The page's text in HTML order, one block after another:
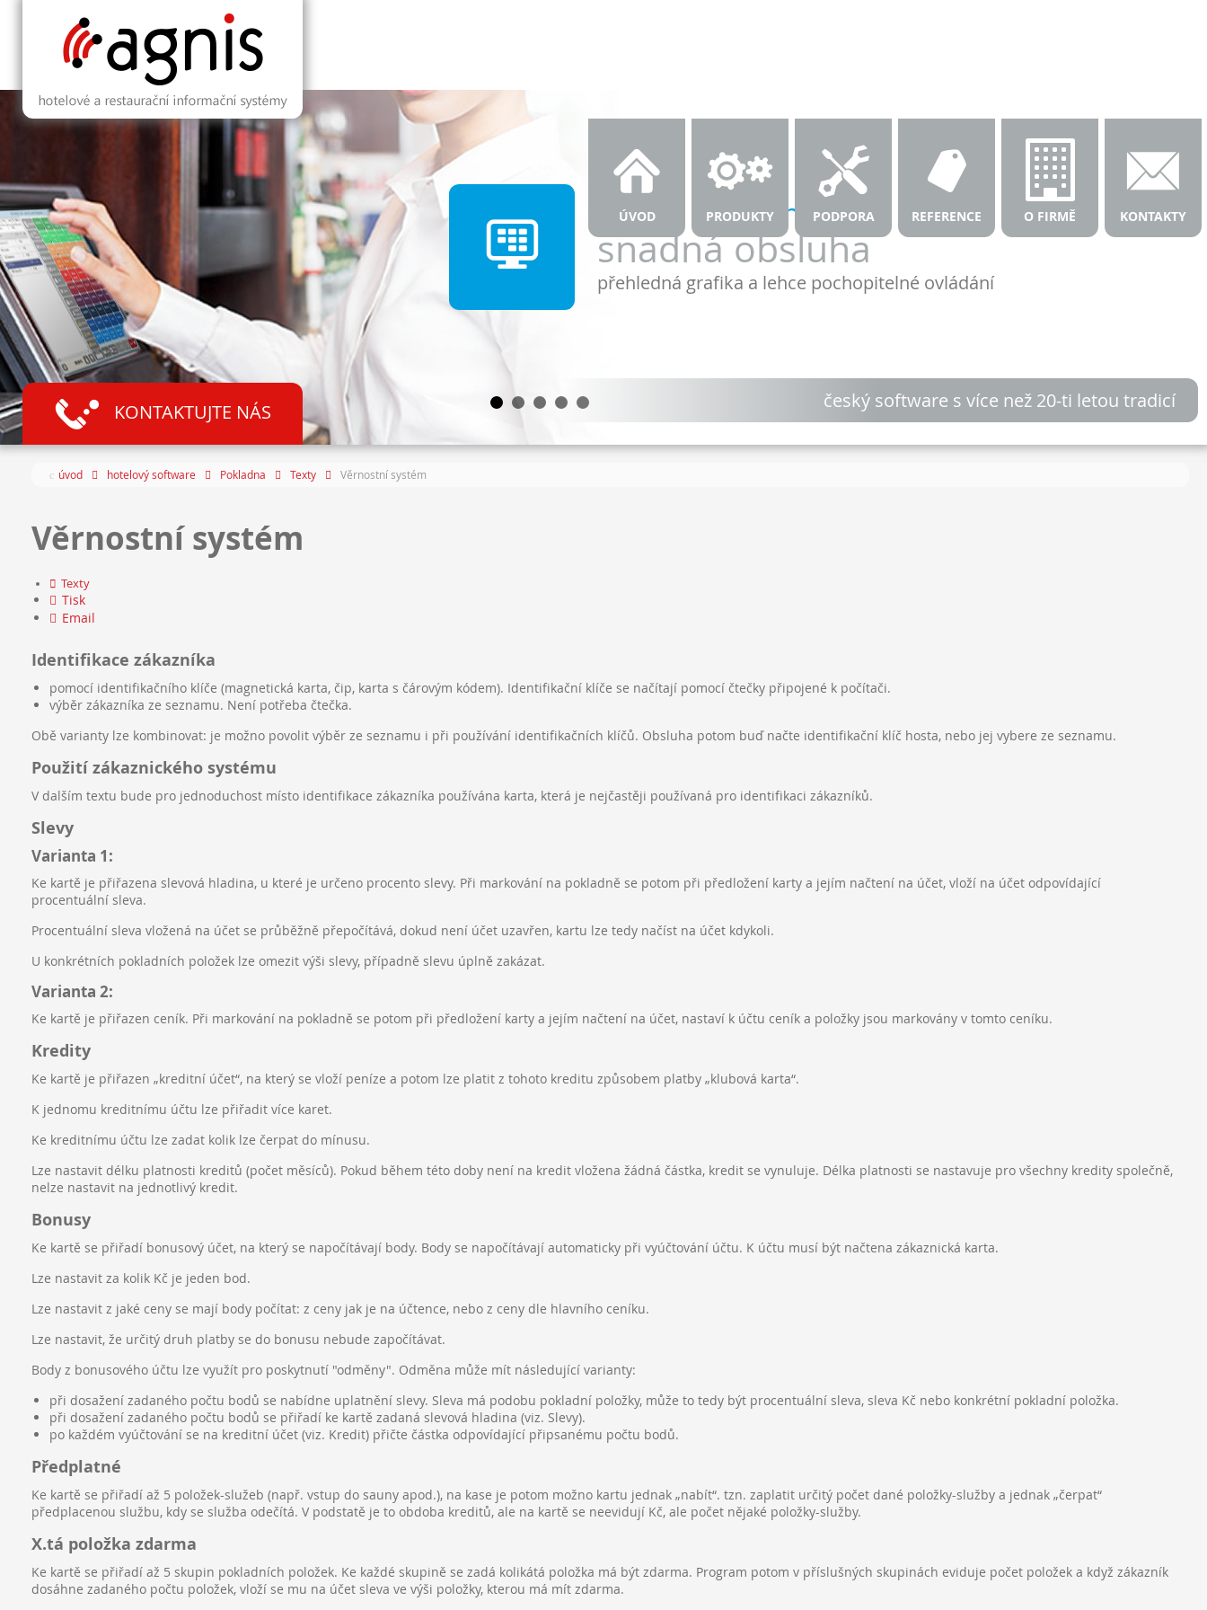
ÚVOD PRODUKTY PODPORA REFERENCE O FIRMĚ KONTAKTY
modul Pokladna
snadná obsluha
přehledná grafika a lehce pochopitelné ovládání
český software s více než 20-ti letou tradicí
KONTAKTUJTE NÁS
úvod hotelový software Pokladna Texty Věrnostní systém
Věrnostní systém
Texty
Tisk
Email
Identifikace zákazníka
pomocí identifikačního klíče (magnetická karta, čip, karta s čárovým kódem). Identifikační klíče se načítají pomocí čtečky připojené k počítači.
výběr zákazníka ze seznamu. Není potřeba čtečka.
Obě varianty lze kombinovat: je možno povolit výběr ze seznamu i při používání identifikačních klíčů. Obsluha potom buď načte identifikační klíč hosta, nebo jej vybere ze seznamu.
Použití zákaznického systému
V dalším textu bude pro jednoduchost místo identifikace zákazníka používána karta, která je nejčastěji používaná pro identifikaci zákazníků.
Slevy
Varianta 1:
Ke kartě je přiřazena slevová hladina, u které je určeno procento slevy. Při markování na pokladně se potom při předložení karty a jejím načtení na účet, vloží na účet odpovídající
procentuální sleva.
Procentuální sleva vložená na účet se průběžně přepočítává, dokud není účet uzavřen, kartu lze tedy načíst na účet kdykoli.
U konkrétních pokladních položek lze omezit výši slevy, případně slevu úplně zakázat.
Varianta 2:
Ke kartě je přiřazen ceník. Při markování na pokladně se potom při předložení karty a jejím načtení na účet, nastaví k účtu ceník a položky jsou markovány v tomto ceníku.
Kredity
Ke kartě je přiřazen „kreditní účet“, na který se vloží peníze a potom lze platit z tohoto kreditu způsobem platby „klubová karta“.
K jednomu kreditnímu účtu lze přiřadit více karet.
Ke kreditnímu účtu lze zadat kolik lze čerpat do mínusu.
Lze nastavit délku platnosti kreditů (počet měsíců). Pokud během této doby není na kredit vložena žádná částka, kredit se vynuluje. Délka platnosti se nastavuje pro všechny kredity společně,
nelze nastavit na jednotlivý kredit.
Bonusy
Ke kartě se přiřadí bonusový účet, na který se napočítávají body. Body se napočítávají automaticky při vyúčtování účtu. K účtu musí být načtena zákaznická karta.
Lze nastavit za kolik Kč je jeden bod.
Lze nastavit z jaké ceny se mají body počítat: z ceny jak je na účtence, nebo z ceny dle hlavního ceníku.
Lze nastavit, že určitý druh platby se do bonusu nebude započítávat.
Body z bonusového účtu lze využít pro poskytnutí "odměny". Odměna může mít následující varianty:
při dosažení zadaného počtu bodů se nabídne uplatnění slevy. Sleva má podobu pokladní položky, může to tedy být procentuální sleva, sleva Kč nebo konkrétní pokladní položka.
při dosažení zadaného počtu bodů se přiřadí ke kartě zadaná slevová hladina (viz. Slevy).
po každém vyúčtování se na kreditní účet (viz. Kredit) přičte částka odpovídající připsanému počtu bodů.
Předplatné
Ke kartě se přiřadí až 5 položek-služeb (např. vstup do sauny apod.), na kase je potom možno kartu jednak „nabít“. tzn. zaplatit určitý počet dané položky-služby a jednak „čerpat“
předplacenou službu, kdy se služba odečítá. V podstatě je to obdoba kreditů, ale na kartě se neevidují Kč, ale počet nějaké položky-služby.
X.tá položka zdarma
Ke kartě se přiřadí až 5 skupin pokladních položek. Ke každé skupině se zadá kolikátá položka má být zdarma. Program potom v příslušných skupinách eviduje počet položek a když zákazník
dosáhne zadaného počtu položek, vloží se mu na účet sleva ve výši položky, kterou má mít zdarma.